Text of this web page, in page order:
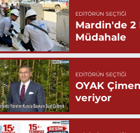
EDITÖRÜN SEÇTIĞI
Mardin'de 2
Müdahale
EDITÖRÜN SEÇTIĞI
OYAK
veriyor